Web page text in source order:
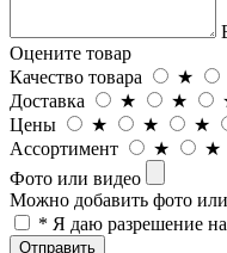
Оцените товар
Качество товара
★
Доставка
★ ★
Цены
★ ★ ★
Ассортимент
★ ★
Фото или видео
Можно добавить фото или
* Я даю разрешение